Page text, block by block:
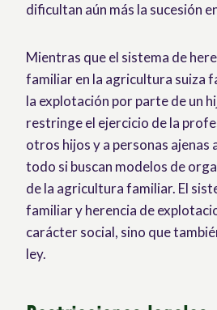
dificultan aún más la sucesión
Mientras que el sistema de
familiar en la agricultura suiza
la explotación por parte de un
restringe el ejercicio de la
otros hijos y a personas ajenas
todo si buscan modelos de
de la agricultura familiar. El
familiar y herencia de
carácter social, sino que
ley.